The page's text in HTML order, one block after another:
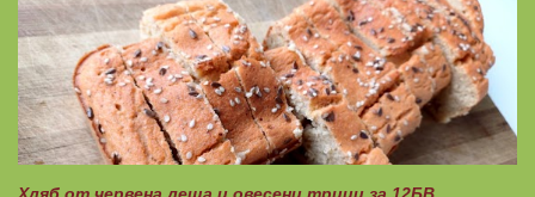
разядки и салати... Ако изварата е обезмаслена можете да удвоявате
мазнините. Ако не е, броите като нискомаслен продукт. Можете да
си приготвите по- голямо количество и да съхранявате в хладилник
за няколко дни. Част от моята закуска днес, беше това вкусно
кремче... 🟢1БП извара 50гр. 🟢1БВ череши 8бр. 🟠1БМ орех 1бр.
Ванилия Нека да ни е вкусно заедно! Люси